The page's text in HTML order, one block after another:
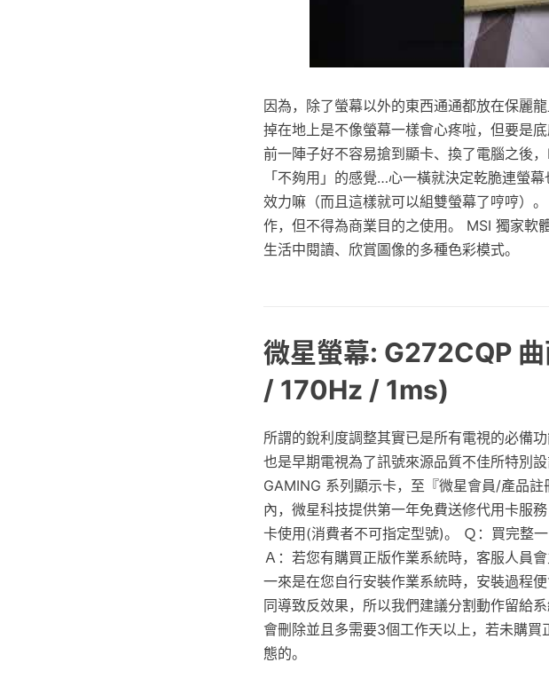
因為，除了螢幕以外的東西通通都放在保麗
掉在地上是不像螢幕一樣會心疼啦，但要是
前一陣子好不容易搶到顯卡、換了電腦之後
「不夠用」的感覺…心一橫就決定乾脆連螢
效力嘛（而且這樣就可以組雙螢幕了哼哼）
作，但不得為商業目的之使用。 MSI 獨家
生活中閱讀、欣賞圖像的多種色彩模式。
微星螢幕: G272CQP
/ 170Hz / 1ms)
所謂的銳利度調整其實已是所有電視的必備
也是早期電視為了訊號來源品質不佳所特別
GAMING 系列顯示卡，至『微星會員/產品
內，微星科技提供第一年免費送修代用卡服
卡使用(消費者不可指定型號)。 Ｑ：買完整
Ａ：若您有購買正版作業系統時，客服人員
一來是在您自行安裝作業系統時，安裝過程
同導致反效果，所以我們建議分割動作留給
會刪除並且多需要3個工作天以上，若未購
態的。